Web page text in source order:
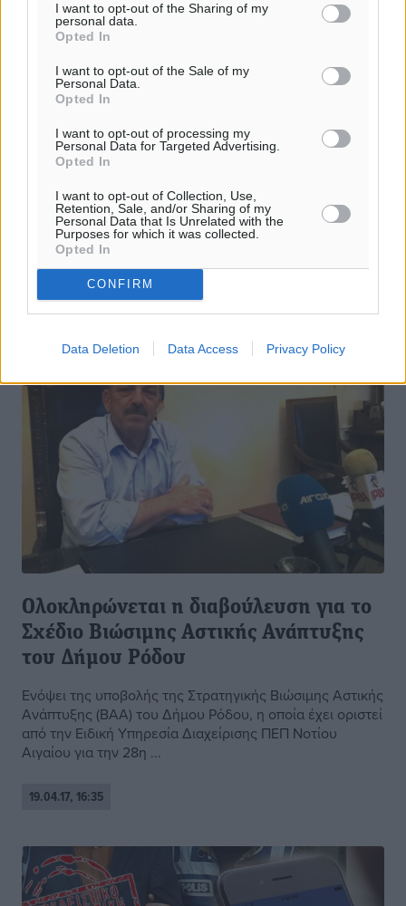
I want to opt-out of the Sharing of my
personal data.
Opted In
I want to opt-out of the Sale of my
Personal Data.
Opted In
I want to opt-out of processing my
Personal Data for Targeted Advertising.
Opted In
I want to opt-out of Collection, Use,
Retention, Sale, and/or Sharing of my
Personal Data that Is Unrelated with the
Purposes for which it was collected.
Opted In
CONFIRM
Data Deletion Data Access Privacy Policy
Συγχαρητήρια στον αστυνομικό ο
οποίος βρήκε και παρέδωσε χρηματικό
Η Ενωση Αξιωματικών Αστυνομίας Νοτίου Αιγαίου
εκφράζει απερίφραστα την περηφάνια της και συγχαίιρει
δημόσια τον Γ. Γραμματέα της Ενωσης Αξιωματικών
Αστυνομίας Αττικής, ...
19.04.17, 16:55
Ολοκληρώνεται η διαβούλευση για το
Σχέδιο Βιώσιμης Αστικής Ανάπτυξης
του Δήμου Ρόδου
Ενόψει της υποβολής της Στρατηγικής Βιώσιμης Αστικής
Ανάπτυξης (ΒΑΑ) του Δήμου Ρόδου, η οποία έχει οριστεί
από την Ειδική Υπηρεσία Διαχείρισης ΠΕΠ Νοτίου
Αιγαίου για την 28η ...
19.04.17, 16:35